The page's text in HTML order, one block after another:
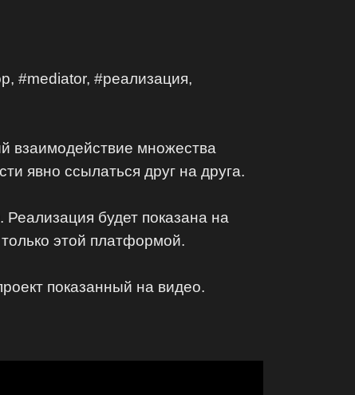
#mediator, #реализация,
взаимодействие множества
явно ссылаться друг на друга.
будет показана на
этой платформой.
показанный на видео.